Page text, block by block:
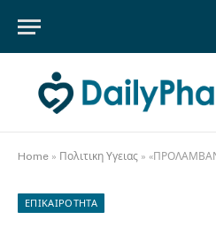
Home » Πολιτικη Υγειας » «ΠΡΟΛΑΜΒΑΝΩ»: Θωρακίζεται η
ΕΠΙΚΑΙΡΟΤΗΤΑ